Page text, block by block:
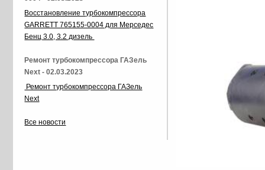
Восстановление турбокомпрессора
GARRETT 765155-0004 для Мерседес
Бенц 3.0, 3.2 дизель
Ремонт турбокомпрессора ГАЗель
Next - 02.03.2023
Ремонт турбокомпрессора ГАЗель
Next
Все новости